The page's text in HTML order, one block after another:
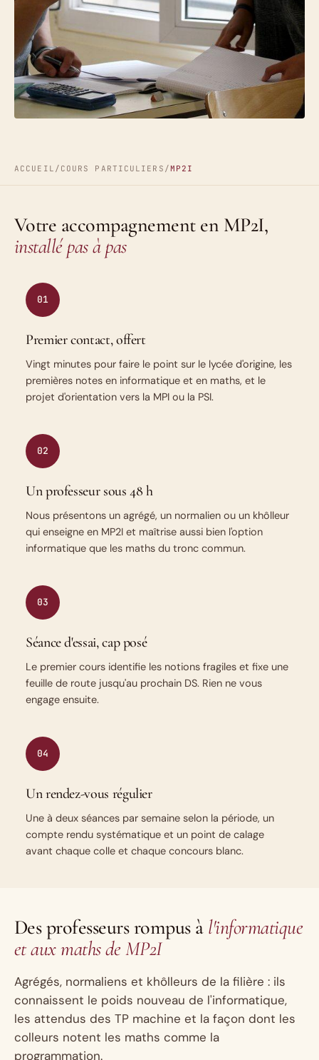
ACCUEIL / COURS PARTICULIERS /MP2I
Votre accompagnement en MP2I,
installé pas à pas
01
Premier contact, offert
Vingt minutes pour faire le point sur le lycée d'origine, les
premières notes en informatique et en maths, et le
projet d'orientation vers la MPI ou la PSI.
02
Un professeur sous 48 h
Nous présentons un agrégé, un normalien ou un khôlleur
qui enseigne en MP2I et maîtrise aussi bien l'option
informatique que les maths du tronc commun.
03
Séance d'essai, cap posé
Le premier cours identifie les notions fragiles et fixe une
feuille de route jusqu'au prochain DS. Rien ne vous
engage ensuite.
04
Un rendez-vous régulier
Une à deux séances par semaine selon la période, un
compte rendu systématique et un point de calage
avant chaque colle et chaque concours blanc.
Des professeurs rompus à l'informatique
et aux maths de MP2I
Agrégés, normaliens et khôlleurs de la filière : ils
connaissent le poids nouveau de l'informatique,
les attendus des TP machine et la façon dont les
colleurs notent les maths comme la
programmation.